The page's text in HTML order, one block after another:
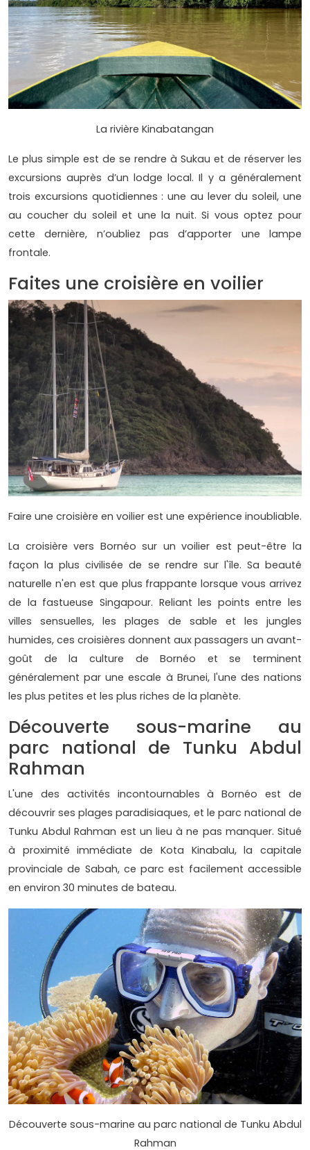
La rivière Kinabatangan
Le plus simple est de se rendre à Sukau et de réserver les
excursions auprès d’un lodge local. Il y a généralement
trois excursions quotidiennes : une au lever du soleil, une
au coucher du soleil et une la nuit. Si vous optez pour
cette dernière, n’oubliez pas d’apporter une lampe
frontale.
Faites une croisière en voilier
Faire une croisière en voilier est une expérience inoubliable.
La croisière vers Bornéo sur un voilier est peut-être la
façon la plus civilisée de se rendre sur l'île. Sa beauté
naturelle n'en est que plus frappante lorsque vous arrivez
de la fastueuse Singapour. Reliant les points entre les
villes sensuelles, les plages de sable et les jungles
humides, ces croisières donnent aux passagers un avant-
goût de la culture de Bornéo et se terminent
généralement par une escale à Brunei, l'une des nations
les plus petites et les plus riches de la planète.
Découverte sous-marine au
parc national de Tunku Abdul
Rahman
L'une des activités incontournables à Bornéo est de
découvrir ses plages paradisiaques, et le parc national de
Tunku Abdul Rahman est un lieu à ne pas manquer. Situé
à proximité immédiate de Kota Kinabalu, la capitale
provinciale de Sabah, ce parc est facilement accessible
en environ 30 minutes de bateau.
Découverte sous-marine au parc national de Tunku Abdul
Rahman